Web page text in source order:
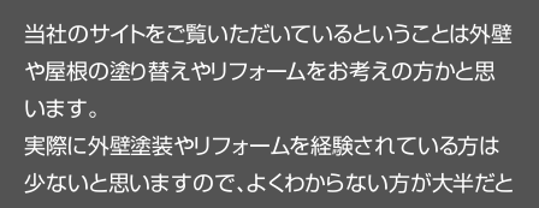
当社のサイトをご覧いただいているということは外壁
や屋根の塗り替えやリフォームをお考えの方かと思
います。
実際に外壁塗装やリフォームを経験されている方は
少ないと思いますので、よくわからない方が大半だと